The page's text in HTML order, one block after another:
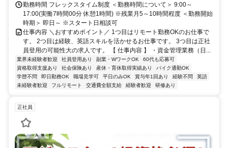
勤務時間 フレックスタイム制度 ＜勤務時間について＞ 9:00～
17:00(実働7時間00分 休憩1時間) ※残業月5～10時間程度 ＜勤務開始
時期＞ 即日～ ※スタート日相談可
仕事内容 ＼おすすめポイント／ 1つ目はリモート勤務OKのお仕事で
す。 2つ目は経験、英語スキルを活かせるお仕事です。 3つ目は正社
員登用の可能性大の求人です。 【 仕事内容 】 ・資金管理業務（日...
業界未経験者歓迎 社員登用あり 副業・WワークOK
60代も応募可
資格取得支援あり
社会保険あり 産休・育休取得実績あり
バイク通勤OK
学歴不問
即日勤務OK 職場見学可 平日のみOK 賞与年1回あり 経験不問
英語
未経験者歓迎
フルリモート 交通費全額支給 経験者歓迎 研修あり
正社員